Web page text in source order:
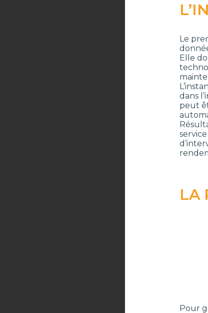
Le
Elle
dans
peut
LA
Pour